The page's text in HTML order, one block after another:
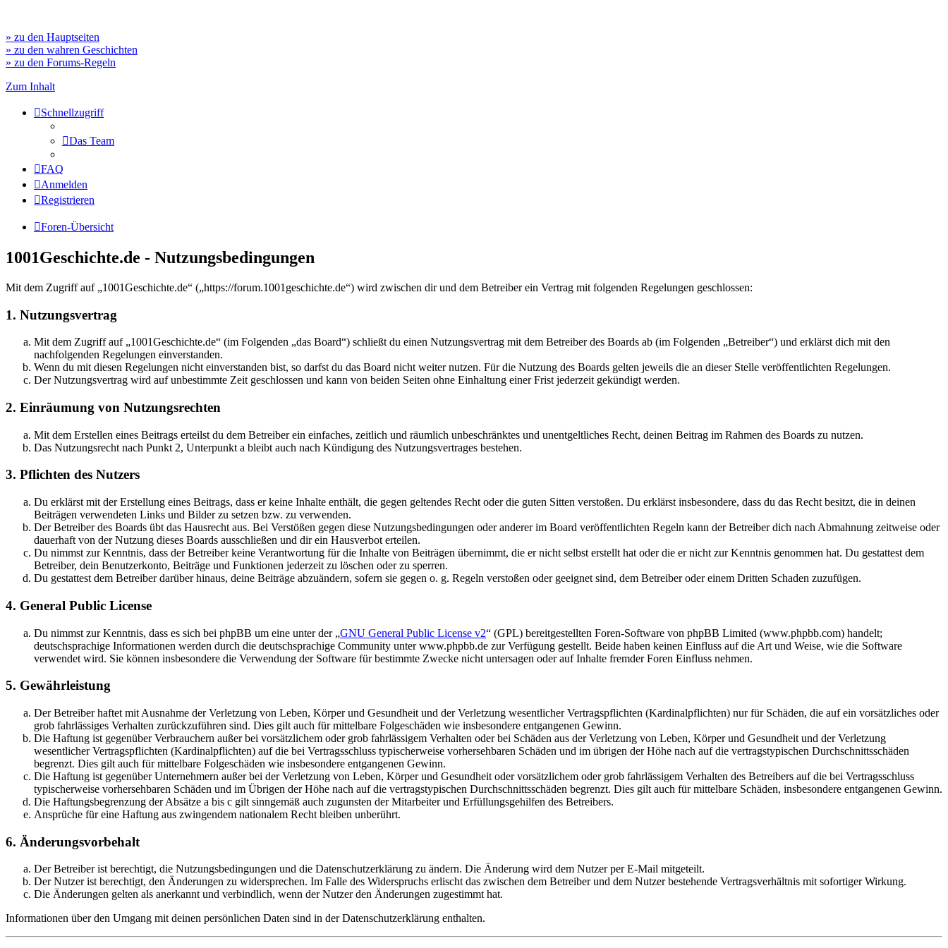
» zu den Hauptseiten
» zu den wahren Geschichten
» zu den Forums-Regeln
Zum Inhalt
Schnellzugriff
Das Team
FAQ
Anmelden
Registrieren
Foren-Übersicht
1001Geschichte.de - Nutzungsbedingungen
Mit dem Zugriff auf „1001Geschichte.de“ („https://forum.1001geschichte.de“) wird zwischen dir und dem Betreiber ein Vertrag mit folgenden Regelungen geschlossen:
1. Nutzungsvertrag
Mit dem Zugriff auf „1001Geschichte.de“ (im Folgenden „das Board“) schließt du einen Nutzungsvertrag mit dem Betreiber des Boards ab (im Folgenden „Betreiber“) und erklärst dich mit den
nachfolgenden Regelungen einverstanden.
Wenn du mit diesen Regelungen nicht einverstanden bist, so darfst du das Board nicht weiter nutzen. Für die Nutzung des Boards gelten jeweils die an dieser Stelle veröffentlichten Regelungen.
Der Nutzungsvertrag wird auf unbestimmte Zeit geschlossen und kann von beiden Seiten ohne Einhaltung einer Frist jederzeit gekündigt werden.
2. Einräumung von Nutzungsrechten
Mit dem Erstellen eines Beitrags erteilst du dem Betreiber ein einfaches, zeitlich und räumlich unbeschränktes und unentgeltliches Recht, deinen Beitrag im Rahmen des Boards zu nutzen.
Das Nutzungsrecht nach Punkt 2, Unterpunkt a bleibt auch nach Kündigung des Nutzungsvertrages bestehen.
3. Pflichten des Nutzers
Du erklärst mit der Erstellung eines Beitrags, dass er keine Inhalte enthält, die gegen geltendes Recht oder die guten Sitten verstoßen. Du erklärst insbesondere, dass du das Recht besitzt, die in deinen
Beiträgen verwendeten Links und Bilder zu setzen bzw. zu verwenden.
Der Betreiber des Boards übt das Hausrecht aus. Bei Verstößen gegen diese Nutzungsbedingungen oder anderer im Board veröffentlichten Regeln kann der Betreiber dich nach Abmahnung zeitweise oder
dauerhaft von der Nutzung dieses Boards ausschließen und dir ein Hausverbot erteilen.
Du nimmst zur Kenntnis, dass der Betreiber keine Verantwortung für die Inhalte von Beiträgen übernimmt, die er nicht selbst erstellt hat oder die er nicht zur Kenntnis genommen hat. Du gestattest dem
Betreiber, dein Benutzerkonto, Beiträge und Funktionen jederzeit zu löschen oder zu sperren.
Du gestattest dem Betreiber darüber hinaus, deine Beiträge abzuändern, sofern sie gegen o. g. Regeln verstoßen oder geeignet sind, dem Betreiber oder einem Dritten Schaden zuzufügen.
4. General Public License
Du nimmst zur Kenntnis, dass es sich bei phpBB um eine unter der „GNU General Public License v2“ (GPL) bereitgestellten Foren-Software von phpBB Limited (www.phpbb.com) handelt;
deutschsprachige Informationen werden durch die deutschsprachige Community unter www.phpbb.de zur Verfügung gestellt. Beide haben keinen Einfluss auf die Art und Weise, wie die Software
verwendet wird. Sie können insbesondere die Verwendung der Software für bestimmte Zwecke nicht untersagen oder auf Inhalte fremder Foren Einfluss nehmen.
5. Gewährleistung
Der Betreiber haftet mit Ausnahme der Verletzung von Leben, Körper und Gesundheit und der Verletzung wesentlicher Vertragspflichten (Kardinalpflichten) nur für Schäden, die auf ein vorsätzliches oder
grob fahrlässiges Verhalten zurückzuführen sind. Dies gilt auch für mittelbare Folgeschäden wie insbesondere entgangenen Gewinn.
Die Haftung ist gegenüber Verbrauchern außer bei vorsätzlichem oder grob fahrlässigem Verhalten oder bei Schäden aus der Verletzung von Leben, Körper und Gesundheit und der Verletzung
wesentlicher Vertragspflichten (Kardinalpflichten) auf die bei Vertragsschluss typischerweise vorhersehbaren Schäden und im übrigen der Höhe nach auf die vertragstypischen Durchschnittsschäden
begrenzt. Dies gilt auch für mittelbare Folgeschäden wie insbesondere entgangenen Gewinn.
Die Haftung ist gegenüber Unternehmern außer bei der Verletzung von Leben, Körper und Gesundheit oder vorsätzlichem oder grob fahrlässigem Verhalten des Betreibers auf die bei Vertragsschluss
typischerweise vorhersehbaren Schäden und im Übrigen der Höhe nach auf die vertragstypischen Durchschnittsschäden begrenzt. Dies gilt auch für mittelbare Schäden, insbesondere entgangenen Gewinn.
Die Haftungsbegrenzung der Absätze a bis c gilt sinngemäß auch zugunsten der Mitarbeiter und Erfüllungsgehilfen des Betreibers.
Ansprüche für eine Haftung aus zwingendem nationalem Recht bleiben unberührt.
6. Änderungsvorbehalt
Der Betreiber ist berechtigt, die Nutzungsbedingungen und die Datenschutzerklärung zu ändern. Die Änderung wird dem Nutzer per E-Mail mitgeteilt.
Der Nutzer ist berechtigt, den Änderungen zu widersprechen. Im Falle des Widerspruchs erlischt das zwischen dem Betreiber und dem Nutzer bestehende Vertragsverhältnis mit sofortiger Wirkung.
Die Änderungen gelten als anerkannt und verbindlich, wenn der Nutzer den Änderungen zugestimmt hat.
Informationen über den Umgang mit deinen persönlichen Daten sind in der Datenschutzerklärung enthalten.